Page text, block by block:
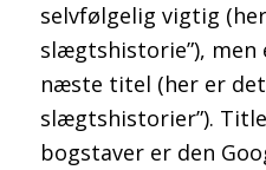
selvfølgelig vigtig
slægtshistorie”), men
næste titel (her er det
slægtshistorier”).
bogstaver er den